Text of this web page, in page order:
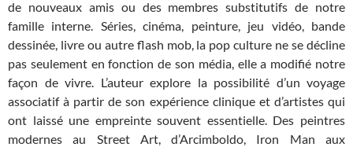
de nouveaux amis ou des membres substitutifs de notre
famille interne. Séries, cinéma, peinture, jeu vidéo, bande
dessinée, livre ou autre flash mob, la pop culture ne se décline
pas seulement en fonction de son média, elle a modifié notre
façon de vivre. L’auteur explore la possibilité d’un voyage
associatif à partir de son expérience clinique et d’artistes qui
ont laissé une empreinte souvent essentielle. Des peintres
modernes au Street Art, d’Arcimboldo, Iron Man aux